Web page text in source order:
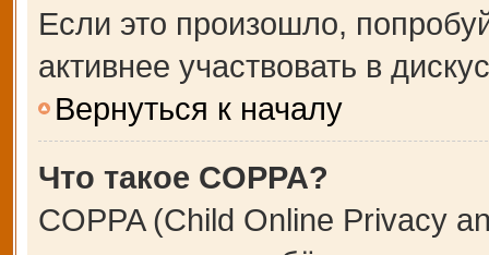
Если это произошло,
активнее участвовать в
Вернуться к началу
Что такое COPPA?
COPPA (Child Online Privacy